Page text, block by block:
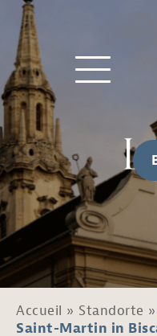
Accueil » Standorte »
Saint-Martin in